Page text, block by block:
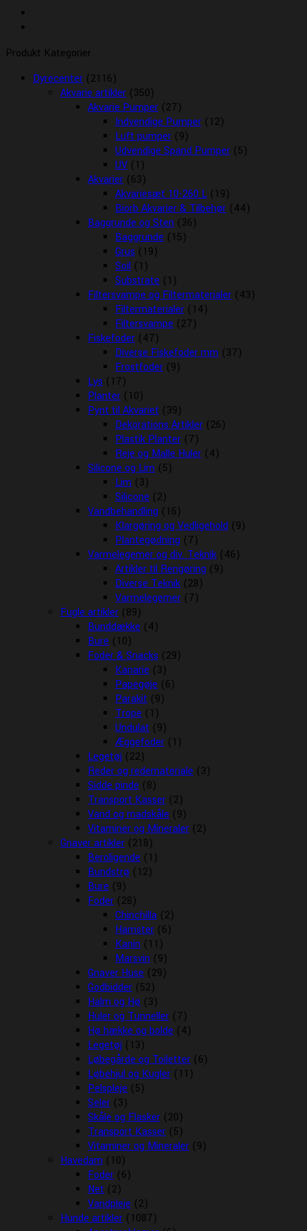
Produkt Kategorier
Dyrecenter (2116)
Akvarie artikler (350)
Akvarie Pumper (27)
Indvendige Pumper (12)
Luft pumper (9)
Udvendige Spand Pumper (5)
UV (1)
Akvarier (63)
Akvariesæt 10-260 L (19)
Biorb Akvarier & Tilbehør (44)
Baggrunde og Sten (36)
Baggrunde (15)
Grus (19)
Soil (1)
Substrate (1)
Filtersvampe og Filtermaterialer (43)
Filtermaterialer (14)
Filtersvampe (27)
Fiskefoder (47)
Diverse Fiskefoder mm (37)
Frostfoder (9)
Lys (17)
Planter (10)
Pynt til Akvariet (39)
Dekorations Artikler (26)
Plastik Planter (7)
Reje og Malle Huler (4)
Silicone og Lim (5)
Lim (3)
Silicone (2)
Vandbehandling (16)
Klargøring og Vedligehold (9)
Plantegødning (7)
Varmelegemer og div. Teknik (46)
Artikler til Rengøring (9)
Diverse Teknik (28)
Varmelegemer (7)
Fugle artikler (89)
Bunddække (4)
Bure (10)
Foder & Snacks (29)
Kanarie (3)
Papegøje (6)
Parakit (9)
Trope (1)
Undulat (9)
Æggefoder (1)
Legetøj (22)
Reder og redemateriale (3)
Sidde pinde (8)
Transport Kasser (2)
Vand og madskåle (9)
Vitaminer og Mineraler (2)
Gnaver artikler (218)
Beroligende (1)
Bundstrø (12)
Bure (9)
Foder (28)
Chinchilla (2)
Hamster (6)
Kanin (11)
Marsvin (9)
Gnaver Huse (29)
Godbidder (52)
Halm og Hø (3)
Huler og Tunneller (7)
Hø hække og bolde (4)
Legetøj (13)
Løbegårde og Toiletter (6)
Løbehjul og Kugler (11)
Pelspleje (5)
Seler (3)
Skåle og Flasker (20)
Transport Kasser (5)
Vitaminer og Mineraler (9)
Havedam (10)
Foder (6)
Net (2)
Vandpleje (2)
Hunde artikler (1087)